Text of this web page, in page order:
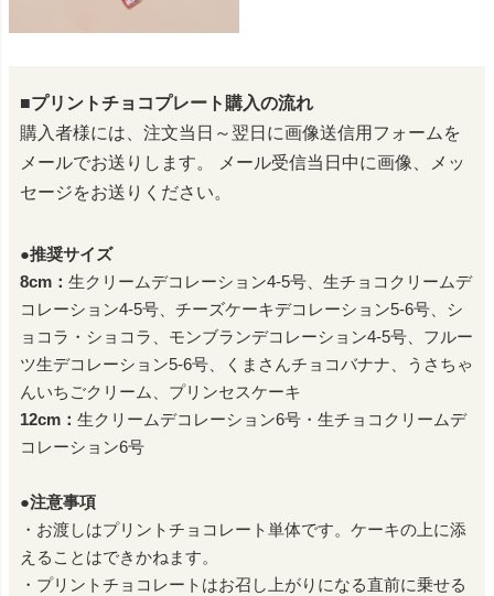
■プリントチョコプレート購入の流れ
購入者様には、注文当日～翌日に画像送信用フォームを
メールでお送りします。
メール受信当日中に画像、メッ
セージをお送りください。
●推奨サイズ
8cm： 生クリームデコレーション4-5号、生チョコクリームデ
コレーション4-5号、チーズケーキデコレーション5-6号、シ
ョコラ・ショコラ、モンブランデコレーション4-5号、フルー
ツ生デコレーション5-6号、くまさんチョコバナナ、うさちゃ
んいちごクリーム、プリンセスケーキ
12cm： 生クリームデコレーション6号・生チョコクリームデ
コレーション6号
●注意事項
・お渡しはプリントチョコレート単体です。ケーキの上に添
えることはできかねます。
・プリントチョコレートはお召し上がりになる直前に乗せる